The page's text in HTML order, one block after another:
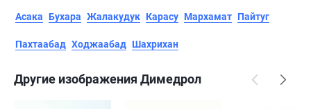
Асака Бухара Жалакудук Карасу Мархамат Пайтуг
Пахтаабад Ходжаабад Шахрихан
Другие изображения Димедрол